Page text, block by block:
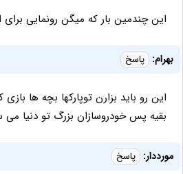
این چندمین بار که میگن رونمایی برای
بهرام: پاسخ
این رو باید بزارن توپارکها بچه ها
بقیه پس خودروسازان بزرگ تو دنیا
مورددار: پاسخ